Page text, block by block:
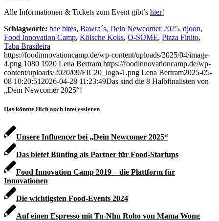
Alle Informationen & Tickets zum Event gibt’s hier!
Schlagworte: bae bites, Bawra´s, Dein Newcomer 2025, djoon,
Food Innovation Camp, Kölsche Koks, O-SOME, Pizza Finito,
Taba Brasileira
https://foodinnovationcamp.de/wp-content/uploads/2025/04/image-
4.png 1080 1920 Lena Bertram https://foodinnovationcamp.de/wp-
content/uploads/2020/09/FIC20_logo-1.png Lena Bertram2025-05-
08 10:20:51 2026-04-28 11:23:49Das sind die 8 Halbfinalisten von
„Dein Newcomer 2025“!
Das könnte Dich auch interessieren
Unsere Influencer bei „Dein Newcomer 2025“
Das bietet Bünting als Partner für Food-Startups
Food Innovation Camp 2019 – die Plattform für
Innovationen
Die wichtigsten Food-Events 2024
Auf einen Espresso mit Tu-Nhu Roho von Mama Wong